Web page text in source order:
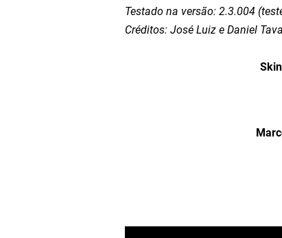
Testado na versão: 2.3.004
Créditos: José Luiz e Daniel